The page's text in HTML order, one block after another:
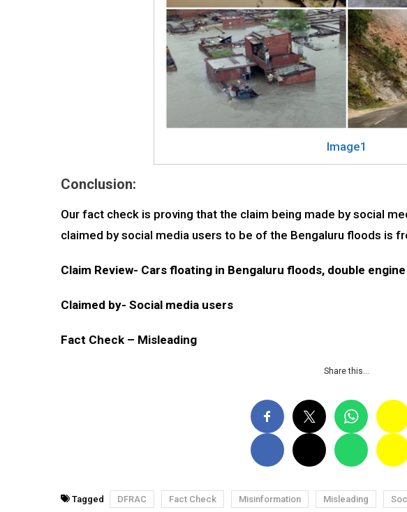
Image1
Conclusion:
Our fact check is proving that the claim being made by social
claimed by social media users to be of the Bengaluru floods is
Claim Review- Cars floating in Bengaluru floods, double
Claimed by- Social media users
Fact Check – Misleading
Share this…
Tagged DFRAC Fact Check Misinformation Misleading